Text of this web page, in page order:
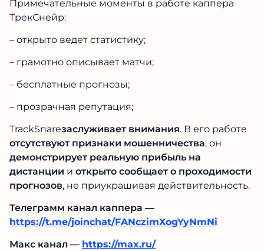
Примечательные моменты в работе каппера
ТрекСнейр:
– открыто ведет статистику;
– грамотно описывает матчи;
– бесплатные прогнозы;
– прозрачная репутация;
TrackSnareзаслуживает внимания. В его работе
отсутствуют признаки мошенничества, он
демонстрирует реальную прибыль на
дистанции и открыто сообщает о проходимости
прогнозов, не приукрашивая действительность.
Телеграмм канал каппера —
https://t.me/joinchat/FANczimXogYyNmNi
Макс канал — https://max.ru/